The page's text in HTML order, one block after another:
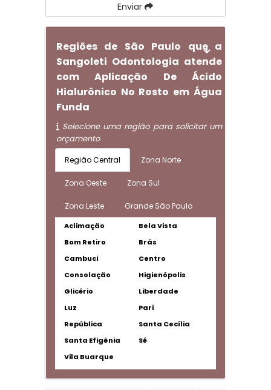
Enviar
Regiões de São Paulo que a
Sangoleti Odontologia atende
com Aplicação De Ácido
Hialurônico No Rosto em Água
Funda
Selecione uma região para solicitar um
orçamento
Região Central Zona Norte
Zona Oeste Zona Sul
Zona Leste Grande São Paulo
Aclimação
Bela Vista
Bom Retiro
Brás
Cambuci
Centro
Consolação
Higienópolis
Glicério
Liberdade
Luz
Pari
República
Santa Cecília
Santa Efigênia
Sé
Vila Buarque